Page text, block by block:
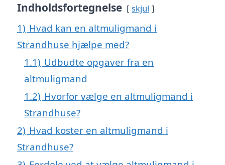
Indholdsfortegnelse skjul
1) Hvad kan en altmuligmand i
Strandhuse hjælpe med?
1.1) Udbudte opgaver fra en
altmuligmand
1.2) Hvorfor vælge en altmuligmand i
Strandhuse?
2) Hvad koster en altmuligmand i
Strandhuse?